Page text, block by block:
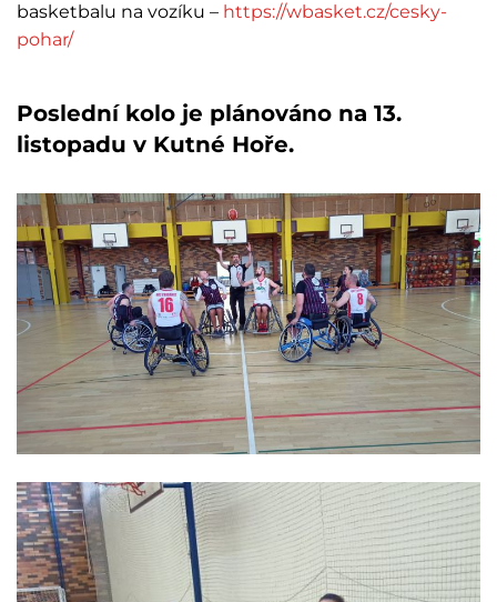
basketbalu na vozíku – https://wbasket.cz/cesky-
pohar/
Poslední kolo je plánováno na 13.
listopadu v Kutné Hoře.